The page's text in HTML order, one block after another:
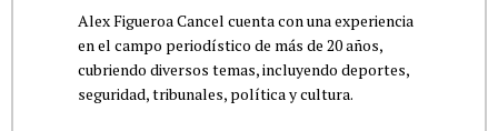
Alex Figueroa Cancel cuenta con una experiencia
en el campo periodístico de más de 20 años,
cubriendo diversos temas, incluyendo deportes,
seguridad, tribunales, política y cultura.